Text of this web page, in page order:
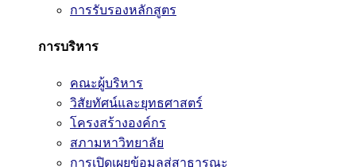
การรับรองหลักสูตร
การบริหาร
คณะผู้บริหาร
วิสัยทัศน์และยุทธศาสตร์
โครงสร้างองค์กร
สภามหาวิทยาลัย
การเปิดเผยข้อมูลสู่สาธารณะ